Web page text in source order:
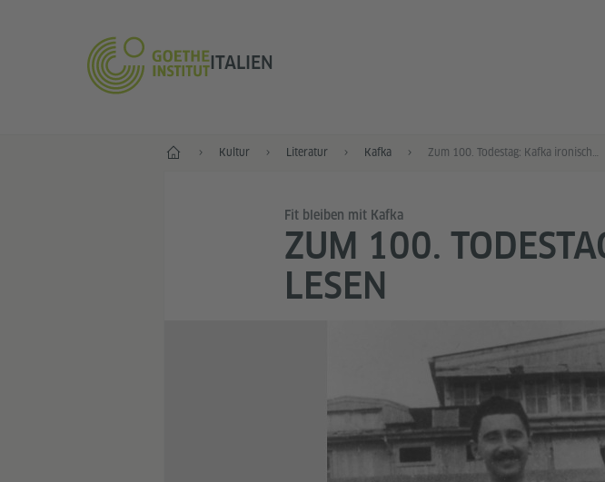
ITALIEN
Start Kultur Literatur Kafka Zum 100. Todestag: Kafka ironisch lesen
Fit bleiben mit Kafka
ZUM 100.
LESEN